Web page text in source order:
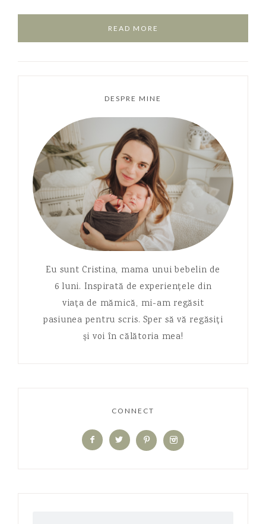
READ MORE
DESPRE MINE
Eu sunt Cristina, mama unui bebelin de
6 luni. Inspirată de experiențele din
viața de mămică, mi-am regăsit
pasiunea pentru scris. Sper să vă regăsiți
și voi în călătoria mea!
CONNECT